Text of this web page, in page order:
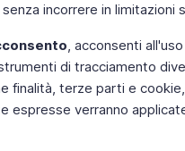
incorrere in limitazioni
, acconsenti
di tracciamento
finalità, terze parti e
espresse verranno